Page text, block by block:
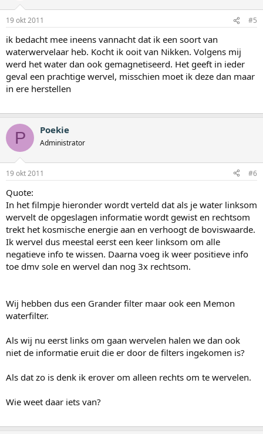
19 okt 2011 #5
ik bedacht mee ineens vannacht dat ik een soort van
waterwervelaar heb. Kocht ik ooit van Nikken. Volgens mij
werd het water dan ook gemagnetiseerd. Het geeft in ieder
geval een prachtige wervel, misschien moet ik deze dan maar
in ere herstellen
P Poekie
Administrator
19 okt 2011 #6
Quote:
In het filmpje hieronder wordt verteld dat als je water linksom
wervelt de opgeslagen informatie wordt gewist en rechtsom
trekt het kosmische energie aan en verhoogt de boviswaarde.
Ik wervel dus meestal eerst een keer linksom om alle
negatieve info te wissen. Daarna voeg ik weer positieve info
toe dmv sole en wervel dan nog 3x rechtsom.
Wij hebben dus een Grander filter maar ook een Memon
waterfilter.
Als wij nu eerst links om gaan wervelen halen we dan ook
niet de informatie eruit die er door de filters ingekomen is?
Als dat zo is denk ik erover om alleen rechts om te wervelen.
Wie weet daar iets van?